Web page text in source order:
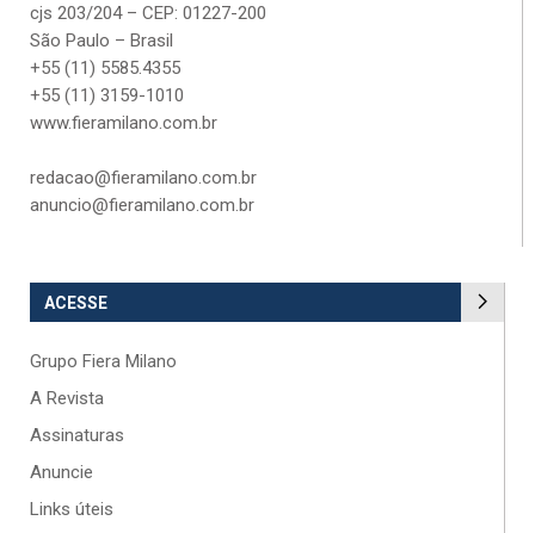
cjs 203/204 – CEP: 01227-200
São Paulo – Brasil
+55 (11) 5585.4355
+55 (11) 3159-1010
www.fieramilano.com.br
redacao@fieramilano.com.br
anuncio@fieramilano.com.br
ACESSE
Grupo Fiera Milano
A Revista
Assinaturas
Anuncie
Links úteis